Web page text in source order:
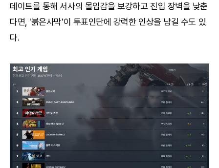
데이트를 통해 서사의 몰입감을 보강하고 진입 장벽을 낮춘
다면, '붉은사막'이 투표인단에 강력한 인상을 남길 수도 있
다.